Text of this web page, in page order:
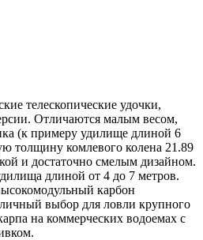
телескопические удочки,
Отличаются малым весом,
(к примеру удилище длиной 6
толщину комлевого колена 21.89
и достаточно смелым дизайном.
длиной от 4 до 7 метров.
карбон
выбор для ловли крупного
на коммерческих водоемах с